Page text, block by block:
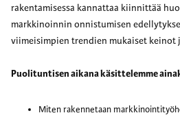
rakentamisessa kannattaa kiinnittää
markkinoinnin onnistumisen
viimeisimpien trendien mukaiset keinot
Puolituntisen aikana käsittelemme
Miten rakennetaan